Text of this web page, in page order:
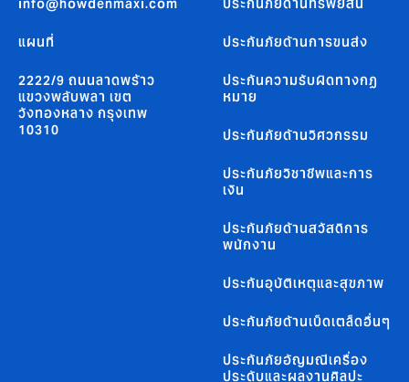
info@howdenmaxi.com
แผนที่
2222/9 ถนนลาดพร้าว
แขวงพลับพลา เขต
วังทองหลาง กรุงเทพ
10310
ประกันภัยด้านทรัพย์สิน
ประกันภัยด้านการขนส่ง
ประกันความรับผิดทางกฏ
หมาย
ประกันภัยด้านวิศวกรรม
ประกันภัยวิชาชีพและการ
เงิน
ประกันภัยด้านสวัสดิการ
พนักงาน
ประกันอุบัติเหตุและสุขภาพ
ประกันภัยด้านเบ็ดเตล็ดอื่นๆ
ประกันภัยอัญมณีเครื่อง
ประดับและผลงานศิลปะ